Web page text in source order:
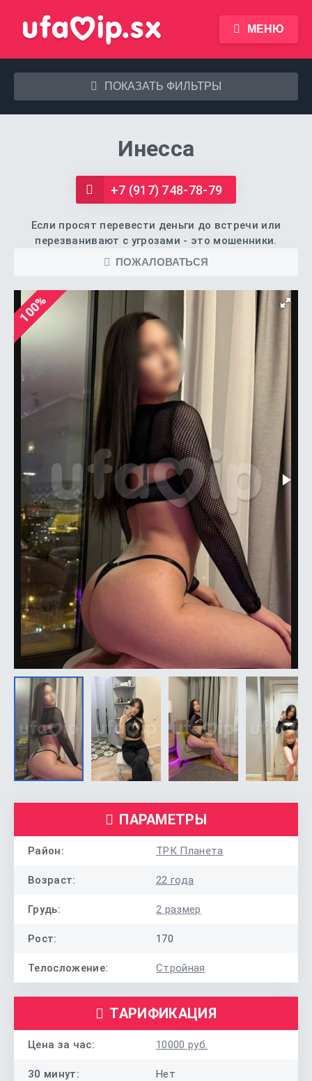
МЕНЮ
ПОКАЗАТЬ ФИЛЬТРЫ
Инесса
+7 (917) 748-78-79
Если просят перевести деньги до встречи или
перезванивают с угрозами - это мошенники.
ПОЖАЛОВАТЬСЯ
100%
ПАРАМЕТРЫ
Район: ТРК Планета
Возраст: 22 года
Грудь: 2 размер
Рост: 170
Телосложение: Стройная
ТАРИФИКАЦИЯ
Цена за час: 10000 руб.
30 минут: Нет